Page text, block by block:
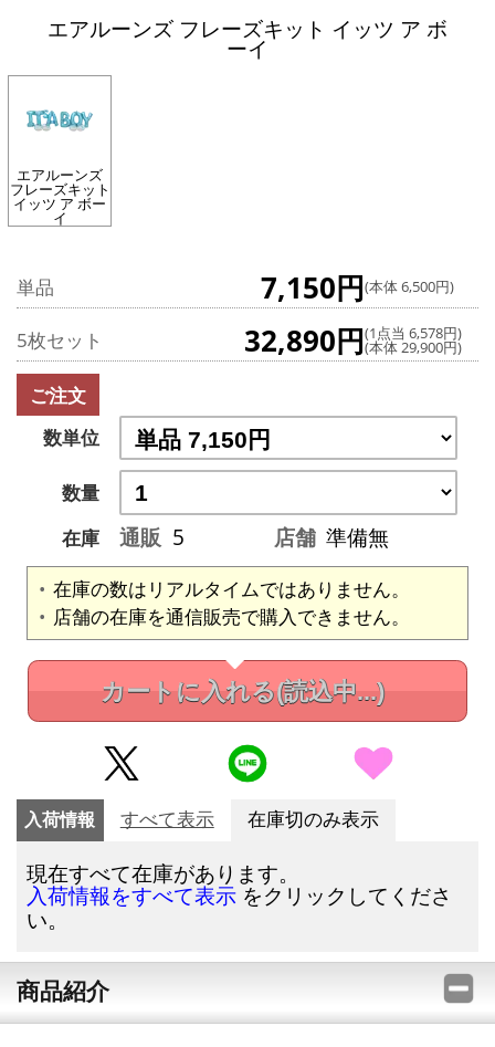
エアルーンズ フレーズキット イッツ ア ボ
ーイ
エアルーンズ
フレーズキット
イッツ ア ボー
イ
単品 7,150円(本体 6,500円)
5枚セット 32,890円(1点当 6,578円)
(本体 29,900円)
ご注文
数単位
数量
在庫
通販 5 店舗 準備無
在庫の数はリアルタイムではありません。
店舗の在庫を通信販売で購入できません。
カートに入れる(読込中...)
入荷情報 すべて表示 在庫切のみ表示
現在すべて在庫があります。
入荷情報をすべて表示 をクリックしてくださ
い。
商品紹介